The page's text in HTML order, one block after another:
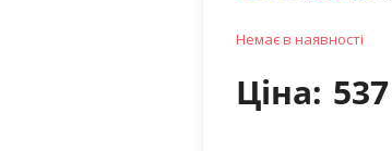
Немає в наявності
Ціна: